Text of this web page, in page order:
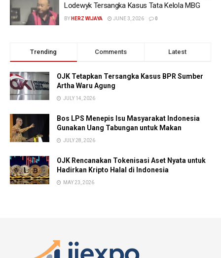
Lodewyk Tersangka Kasus Tata Kelola MBG
BY HERZ WIJAYA JUNE 3, 2026 0
Trending Comments Latest
OJK Tetapkan Tersangka Kasus BPR Sumber
Artha Waru Agung
JULY 14, 2026
Bos LPS Menepis Isu Masyarakat Indonesia
Gunakan Uang Tabungan untuk Makan
JULY 28, 2026
OJK Rencanakan Tokenisasi Aset Nyata untuk
Hadirkan Kripto Halal di Indonesia
MAY 23, 2026